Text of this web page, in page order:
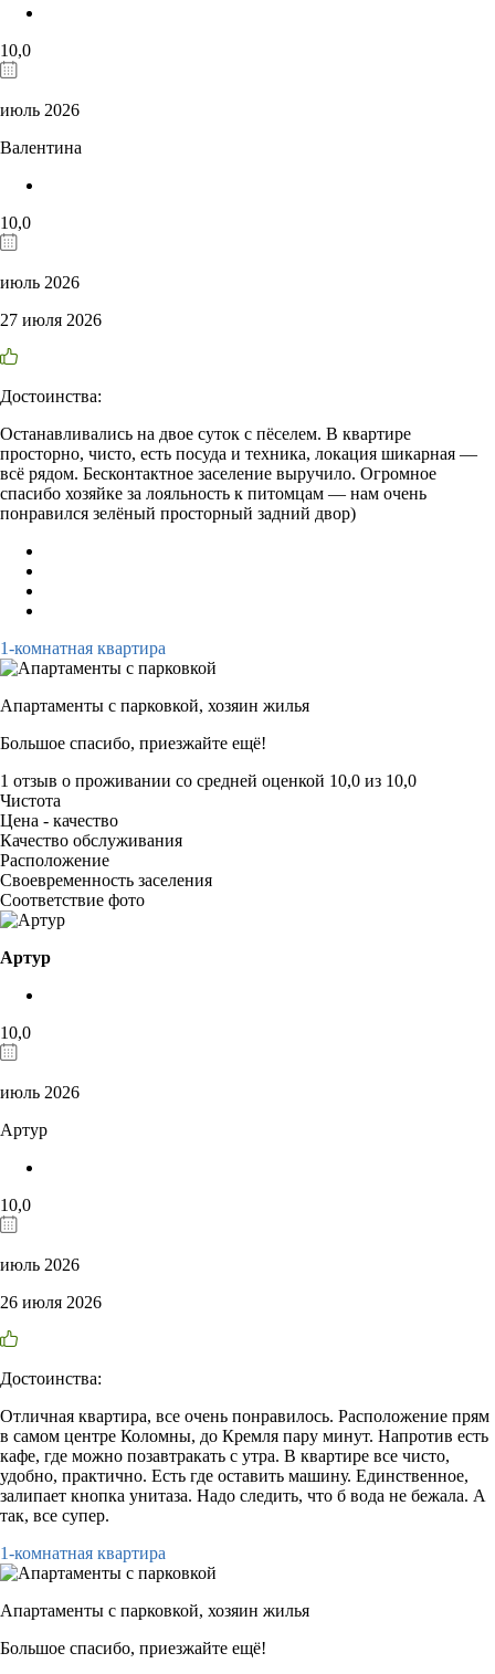
10,0
июль 2026
Валентина
10,0
июль 2026
27 июля 2026
Достоинства:
Останавливались на двое суток с пëселем. В квартире
просторно, чисто, есть посуда и техника, локация шикарная —
всё рядом. Бесконтактное заселение выручило. Огромное
спасибо хозяйке за лояльность к питомцам — нам очень
понравился зелёный просторный задний двор)
1-комнатная квартира
Апартаменты с парковкой, хозяин жилья
Большое спасибо, приезжайте ещё!
1 отзыв о проживании со средней оценкой 10,0 из 10,0
Чистота
Цена - качество
Качество обслуживания
Расположение
Своевременность заселения
Соответствие фото
Артур
10,0
июль 2026
Артур
10,0
июль 2026
26 июля 2026
Достоинства:
Отличная квартира, все очень понравилось. Расположение прям
в самом центре Коломны, до Кремля пару минут. Напротив есть
кафе, где можно позавтракать с утра. В квартире все чисто,
удобно, практично. Есть где оставить машину. Единственное,
залипает кнопка унитаза. Надо следить, что б вода не бежала. А
так, все супер.
1-комнатная квартира
Апартаменты с парковкой, хозяин жилья
Большое спасибо, приезжайте ещё!